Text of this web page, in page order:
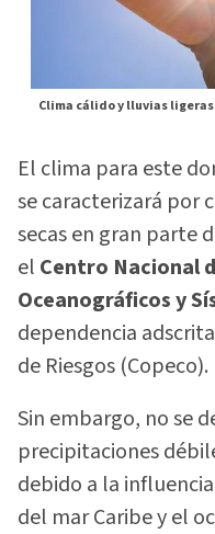
Clima cálido y lluvias
El clima para este
se caracterizará por
secas en gran parte
el Centro Nacional
Oceanográficos y
dependencia
de Riesgos (Copeco).
Sin embargo, no se
precipitaciones
debido a la
del mar Caribe y el